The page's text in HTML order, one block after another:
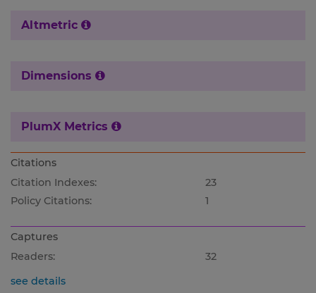
Altmetric
Dimensions
PlumX Metrics
Citations
Citation Indexes:
23
Policy Citations:
1
Captures
Readers:
32
see details